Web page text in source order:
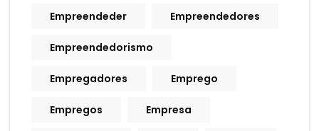
Empreendeder Empreendedores
Empreendedorismo
Empregadores Emprego
Empregos Empresa